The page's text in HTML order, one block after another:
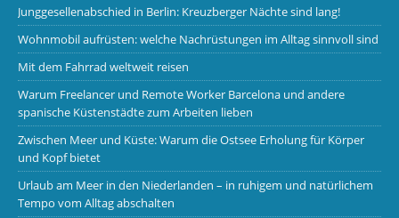
Junggesellenabschied in Berlin: Kreuzberger Nächte sind lang!
Wohnmobil aufrüsten: welche Nachrüstungen im Alltag sinnvoll sind
Mit dem Fahrrad weltweit reisen
Warum Freelancer und Remote Worker Barcelona und andere
spanische Küstenstädte zum Arbeiten lieben
Zwischen Meer und Küste: Warum die Ostsee Erholung für Körper
und Kopf bietet
Urlaub am Meer in den Niederlanden – in ruhigem und natürlichem
Tempo vom Alltag abschalten